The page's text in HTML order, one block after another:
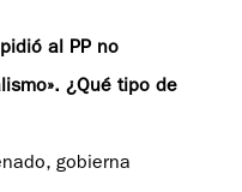
al PP no
¿Qué tipo de
gobierna